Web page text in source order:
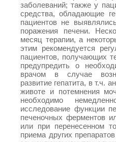
заболеваний; также у
средства, обладающие
пациентов не
поражения печени.
месяц терапии, а
этим рекомендуется
пациентов, получающих
предупредить о
врачом в случае
развитие гепатита, в т.ч.
животе и потемнения
необходимо
исследование функции
печеночных ферментов
или при перенесенном
приема других